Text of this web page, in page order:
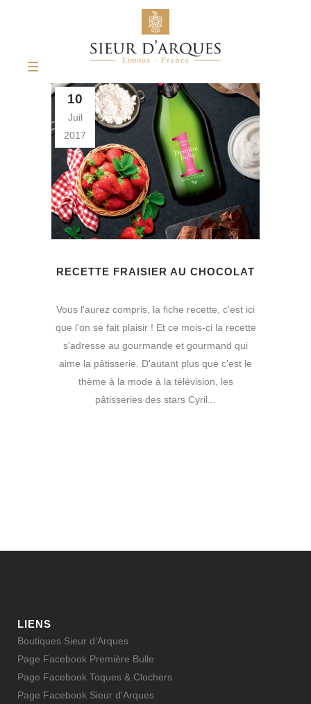
10
Juil
2017
RECETTE FRAISIER AU CHOCOLAT
Vous l'aurez compris, la fiche recette, c'est ici
que l'on se fait plaisir ! Et ce mois-ci la recette
s'adresse au gourmande et gourmand qui
aime la pâtisserie. D'autant plus que c'est le
thème à la mode à la télévision, les
pâtisseries des stars Cyril...
LIENS
Boutiques Sieur d’Arques
Page Facebook Première Bulle
Page Facebook Toques & Clochers
Page Facebook Sieur d'Arques